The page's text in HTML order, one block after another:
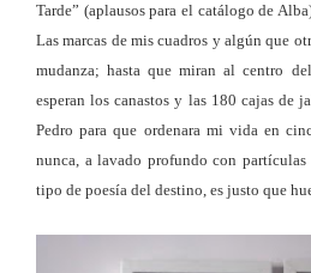
Tarde” (aplausos para el catálogo de
Las marcas de mis cuadros y algún que
mudanza; hasta que miran al centro
esperan los canastos y las 180 cajas de
Pedro para que ordenara mi vida en
nunca, a lavado profundo con
tipo de poesía del destino, es justo que